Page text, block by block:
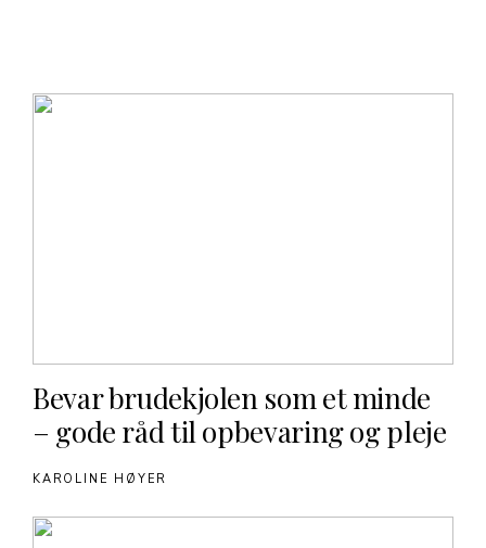
Bevar brudekjolen som et minde
– gode råd til opbevaring og pleje
KAROLINE HØYER